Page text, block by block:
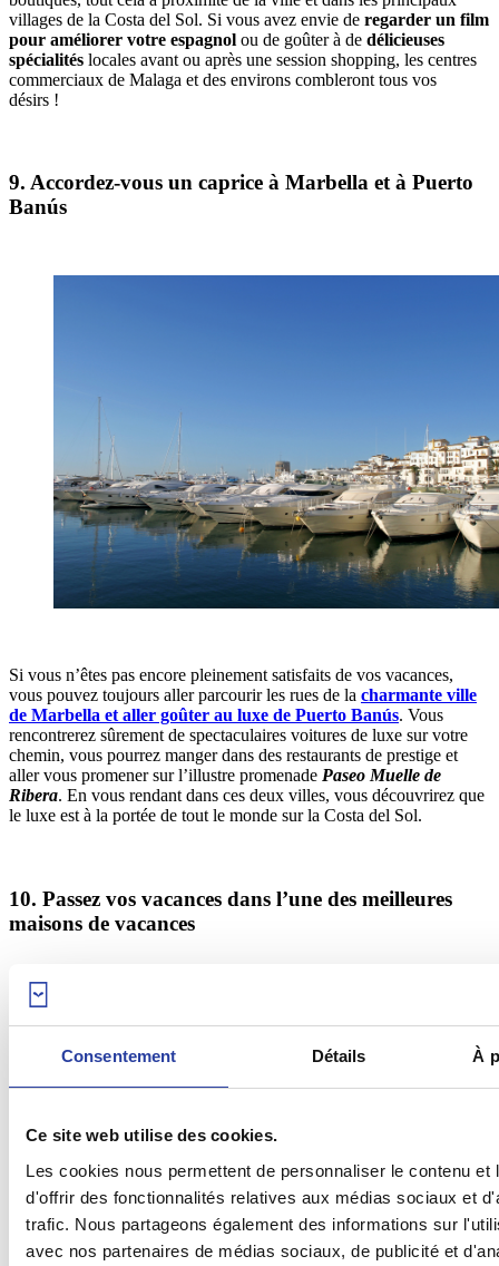
Consentement Détails À
Ce site web utilise des cookies.
Les cookies nous permettent de personnaliser le contenu et
d'offrir des fonctionnalités relatives aux médias sociaux et
trafic. Nous partageons également des informations sur
avec nos partenaires de médias sociaux, de publicité et
villages de la Costa del Sol. Si vous avez envie de regarder un film
pour améliorer votre espagnol ou de goûter à de délicieuses
spécialités locales avant ou après une session shopping, les centres
commerciaux de Malaga et des environs combleront tous vos
désirs !
9. Accordez-vous un caprice à Marbella et à Puerto
Banús
Si vous n’êtes pas encore pleinement satisfaits de vos vacances,
vous pouvez toujours aller parcourir les rues de la charmante ville
de Marbella et aller goûter au luxe de Puerto Banús. Vous
rencontrerez sûrement de spectaculaires voitures de luxe sur votre
chemin, vous pourrez manger dans des restaurants de prestige et
aller vous promener sur l’illustre promenade Paseo Muelle de
Ribera. En vous rendant dans ces deux villes, vous découvrirez que
le luxe est à la portée de tout le monde sur la Costa del Sol.
10. Passez vos vacances dans l’une des meilleures
maisons de vacances